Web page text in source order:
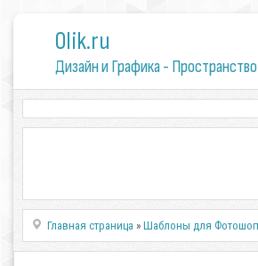
0lik.ru
Дизайн и Графика -
Главная страница »Шаблоны для Фотошоп